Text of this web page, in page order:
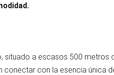
situado a escasos 500 metros
conectar con la esencia única